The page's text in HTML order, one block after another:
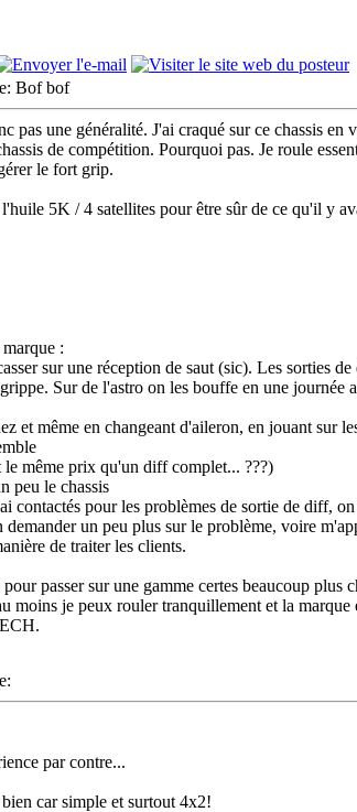
Bof bof
pas une généralité. J'ai craqué sur ce chassis en
de compétition. Pourquoi pas. Je roule
le fort grip.
5K / 4 satellites pour être sûr de ce qu'il y
:
sur une réception de saut (sic). Les sorties
Sur de l'astro on les bouffe en une journée
et même en changeant d'aileron, en jouant sur
même prix qu'un diff complet... ???)
peu le chassis
pour les problèmes de sortie de diff,
un peu plus sur le problème, voire
de traiter les clients.
passer sur une gamme certes beaucoup
moins je peux rouler tranquillement et la marque
par contre...
car simple et surtout 4x2!